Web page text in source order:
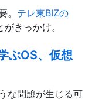
。 テレ東BIZの
きっかけ。
ぶOS、仮想
な問題が生じる可